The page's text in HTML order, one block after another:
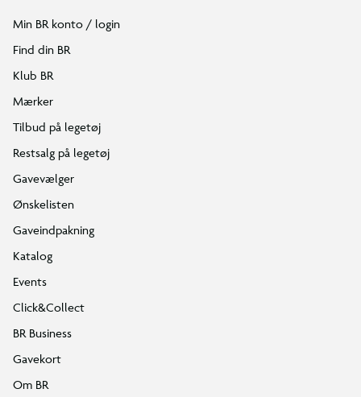
Min BR konto / login
Find din BR
Klub BR
Mærker
Tilbud på legetøj
Restsalg på legetøj
Gavevælger
Ønskelisten
Gaveindpakning
Katalog
Events
Click&Collect
BR Business
Gavekort
Om BR